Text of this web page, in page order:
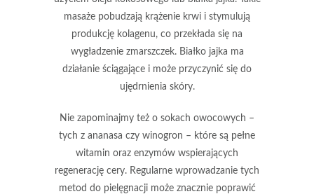
masaże pobudzają krążenie krwi i stymulują
produkcję kolagenu, co przekłada się na
wygładzenie zmarszczek. Białko jajka ma
działanie ściągające i może przyczynić się do
ujędrnienia skóry.
Nie zapominajmy też o sokach owocowych –
tych z ananasa czy winogron – które są pełne
witamin oraz enzymów wspierających
regenerację cery. Regularne wprowadzanie tych
metod do pielęgnacji może znacznie poprawić